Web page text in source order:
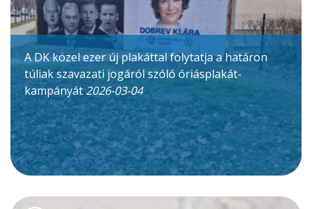
A DK közel ezer új plakáttal folytatja a határon
túliak szavazati jogáról szóló óriásplakát-
kampányát2026-03-04